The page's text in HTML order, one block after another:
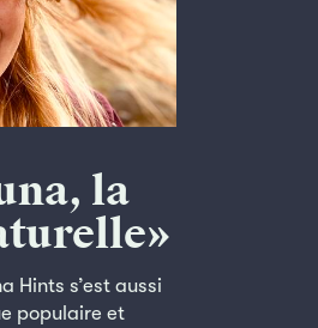
la
Hints s’est aussi
populaire et